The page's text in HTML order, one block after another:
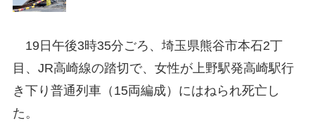
19日午後3時35分ごろ、埼玉県熊谷市本石2丁
目、JR高崎線の踏切で、女性が上野駅発高崎駅行
き下り普通列車（15両編成）にはねられ死亡し
た。